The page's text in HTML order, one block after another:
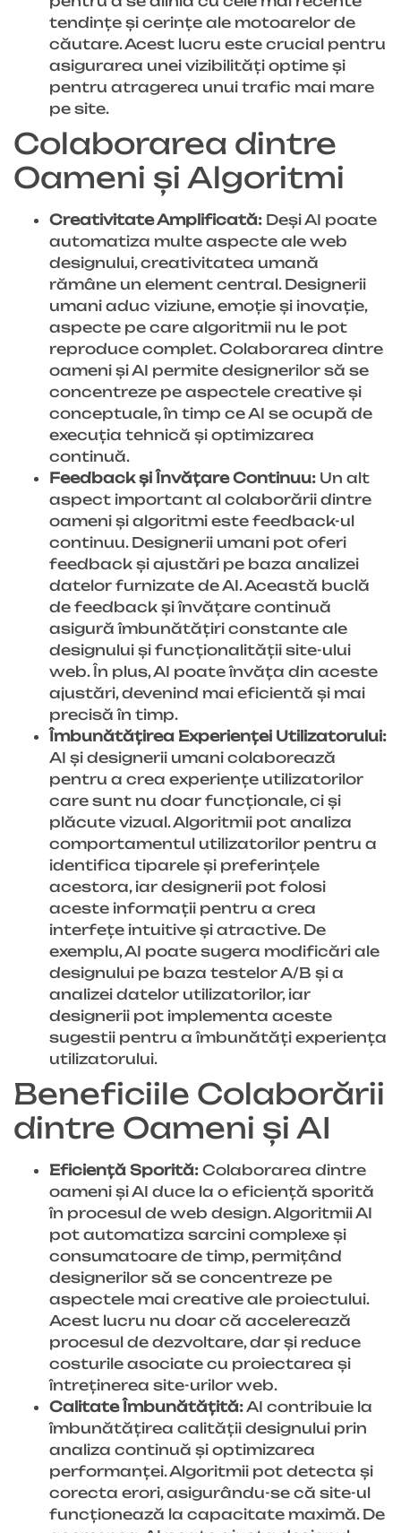
tendințe și cerințe ale motoarelor de
căutare. Acest lucru este crucial pentru
asigurarea unei vizibilități optime și
pentru atragerea unui trafic mai mare
pe site.
Colaborarea dintre
Oameni și Algoritmi
Creativitate Amplificată: Deși AI poate
automatiza multe aspecte ale web
designului, creativitatea umană
rămâne un element central. Designerii
umani aduc viziune, emoție și inovație,
aspecte pe care algoritmii nu le pot
reproduce complet. Colaborarea dintre
oameni și AI permite designerilor să se
concentreze pe aspectele creative și
conceptuale, în timp ce AI se ocupă de
execuția tehnică și optimizarea
continuă.
Feedback și Învățare Continuu: Un alt
aspect important al colaborării dintre
oameni și algoritmi este feedback-ul
continuu. Designerii umani pot oferi
feedback și ajustări pe baza analizei
datelor furnizate de AI. Această buclă
de feedback și învățare continuă
asigură îmbunătățiri constante ale
designului și funcționalității site-ului
web. În plus, AI poate învăța din aceste
ajustări, devenind mai eficientă și mai
precisă în timp.
Îmbunătățirea Experienței Utilizatorului:
AI și designerii umani colaborează
pentru a crea experiențe utilizatorilor
care sunt nu doar funcționale, ci și
plăcute vizual. Algoritmii pot analiza
comportamentul utilizatorilor pentru a
identifica tiparele și preferințele
acestora, iar designerii pot folosi
aceste informații pentru a crea
interfețe intuitive și atractive. De
exemplu, AI poate sugera modificări ale
designului pe baza testelor A/B și a
analizei datelor utilizatorilor, iar
designerii pot implementa aceste
sugestii pentru a îmbunătăți experiența
utilizatorului.
Beneficiile Colaborării
dintre Oameni și AI
Eficiență Sporită: Colaborarea dintre
oameni și AI duce la o eficiență sporită
în procesul de web design. Algoritmii AI
pot automatiza sarcini complexe și
consumatoare de timp, permițând
designerilor să se concentreze pe
aspectele mai creative ale proiectului.
Acest lucru nu doar că accelerează
procesul de dezvoltare, dar și reduce
costurile asociate cu proiectarea și
întreținerea site-urilor web.
Calitate Îmbunătățită:AI contribuie la
îmbunătățirea calității designului prin
analiza continuă și optimizarea
performanței. Algoritmii pot detecta și
corecta erori, asigurându-se că site-ul
funcționează la capacitate maximă. De